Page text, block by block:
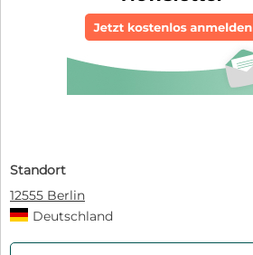
Standort
12555 Berlin
Deutschland